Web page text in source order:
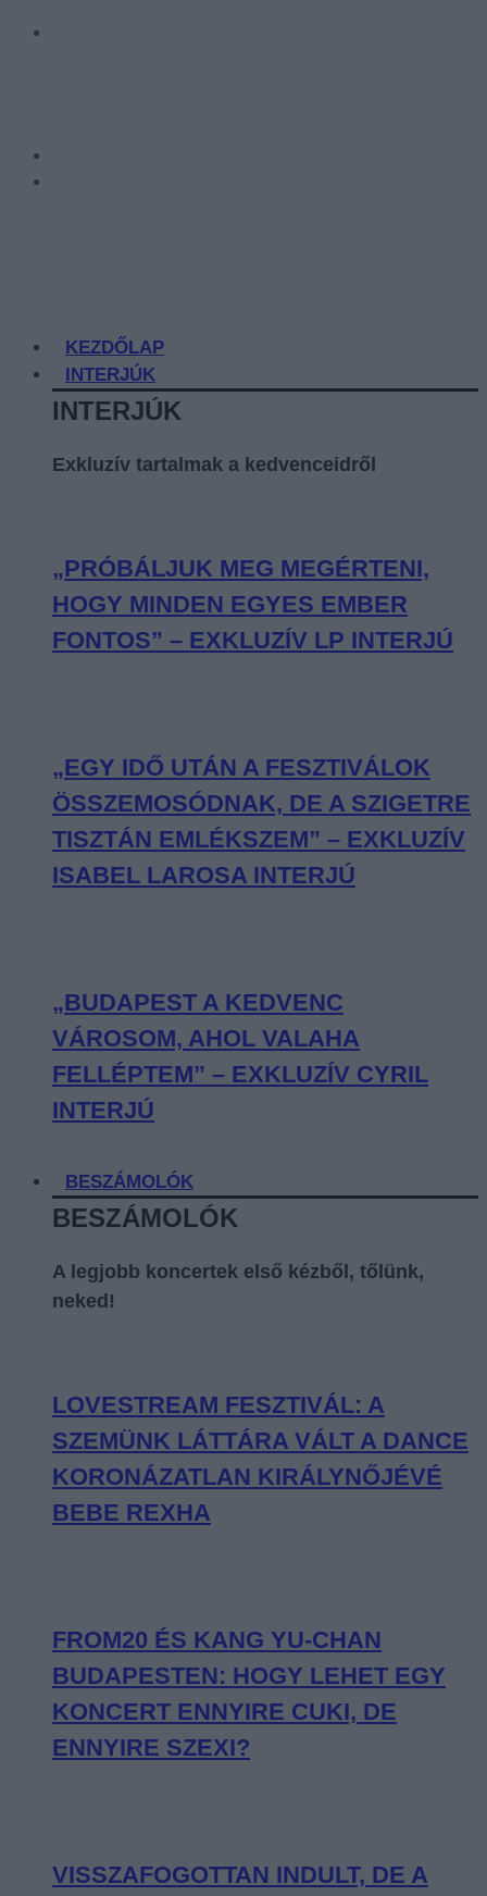
KEZDŐLAP
INTERJÚK
INTERJÚK
Exkluzív tartalmak a kedvenceidről
„PRÓBÁLJUK MEG MEGÉRTENI,
HOGY MINDEN EGYES EMBER
FONTOS” – EXKLUZÍV LP INTERJÚ
„EGY IDŐ UTÁN A FESZTIVÁLOK
ÖSSZEMOSÓDNAK, DE A SZIGETRE
TISZTÁN EMLÉKSZEM” – EXKLUZÍV
ISABEL LAROSA INTERJÚ
„BUDAPEST A KEDVENC
VÁROSOM, AHOL VALAHA
FELLÉPTEM” – EXKLUZÍV CYRIL
INTERJÚ
BESZÁMOLÓK
BESZÁMOLÓK
A legjobb koncertek első kézből, tőlünk,
neked!
LOVESTREAM FESZTIVÁL: A
SZEMÜNK LÁTTÁRA VÁLT A DANCE
KORONÁZATLAN KIRÁLYNŐJÉVÉ
BEBE REXHA
FROM20 ÉS KANG YU-CHAN
BUDAPESTEN: HOGY LEHET EGY
KONCERT ENNYIRE CUKI, DE
ENNYIRE SZEXI?
VISSZAFOGOTTAN INDULT, DE A